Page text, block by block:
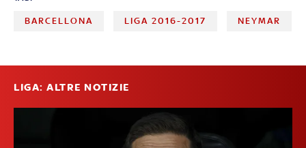
BARCELLONA LIGA 2016-2017 NEYMAR
LIGA: ALTRE NOTIZIE